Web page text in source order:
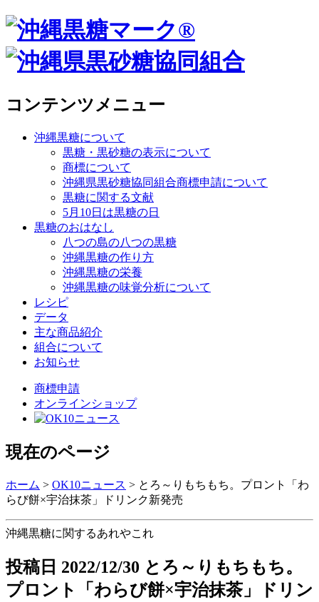
コンテンツメニュー
沖縄黒糖について
黒糖・黒砂糖の表示について
商標について
沖縄県黒砂糖協同組合商標申請について
黒糖に関する文献
5月10日は黒糖の日
黒糖のおはなし
八つの島の八つの黒糖
沖縄黒糖の作り方
沖縄黒糖の栄養
沖縄黒糖の味覚分析について
レシピ
データ
主な商品紹介
組合について
お知らせ
商標申請
オンラインショップ
現在のページ
ホーム > OK10ニュース > とろ～りもちもち。プロント「わ
らび餅×宇治抹茶」ドリンク新発売
沖縄黒糖に関するあれやこれ
投稿日 2022/12/30 とろ～りもちもち。
プロント「わらび餅×宇治抹茶」ドリン